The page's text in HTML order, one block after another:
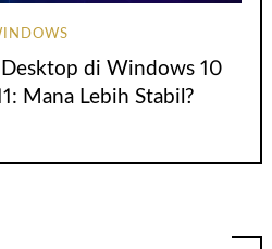
Desktop di Windows 10
Mana Lebih Stabil?